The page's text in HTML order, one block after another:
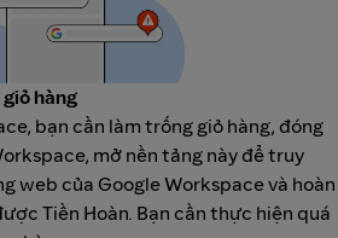
hàng
bạn cần làm trống giỏ hàng, đóng
mở nền tảng này để truy
web của Google Workspace và hoàn
Tiền Hoàn. Bạn cần thực hiện quá